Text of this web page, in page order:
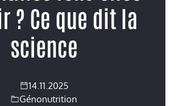
? Ce que dit la
science
14.11.2025
Génonutrition